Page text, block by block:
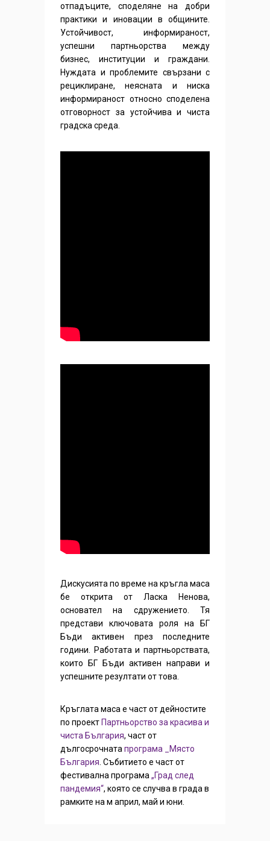
отпадъците, споделяне на добри
практики и иновации в общините.
Устойчивост, информираност,
успешни партньорства между
бизнес, институции и граждани.
Нуждата и проблемите свързани с
рециклиране, неясната и ниска
информираност относно споделена
отговорност за устойчива и чиста
градска среда.
Дискусията по време на кръгла маса
бе открита от Ласка Ненова,
основател на сдружението. Тя
представи ключовата роля на БГ
Бъди активен през последните
години. Работата и партньорствата,
които БГ Бъди активен направи и
успешните резултати от това.
Кръглата маса е част от дейностите
по проект Партньорство за красива и
чиста България, част от
дългосрочната програма _Място
България . Събитието е част от
фестивална програма „Град след
пандемия“, която се случва в града в
рамките на м април, май и юни.